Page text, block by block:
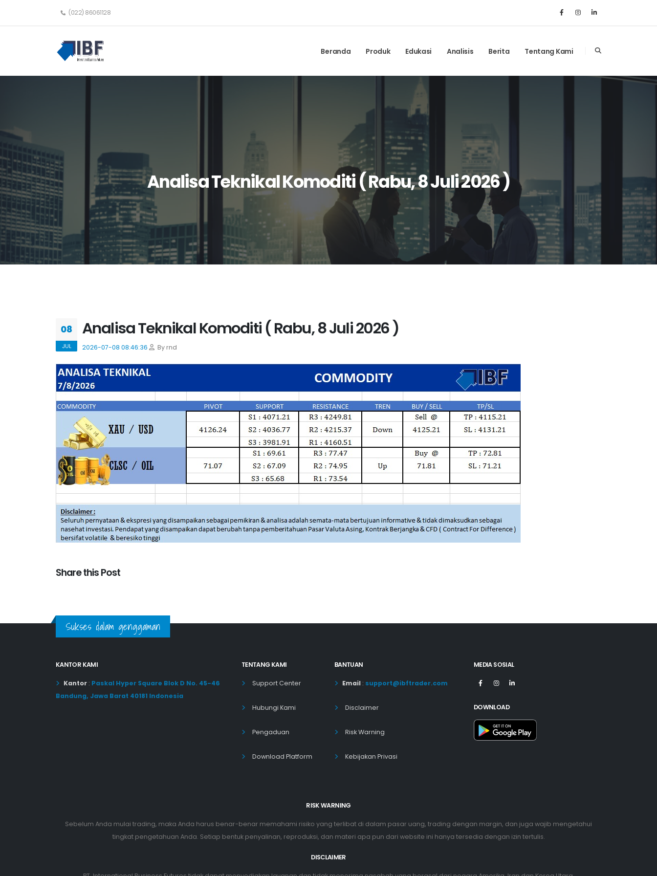
(022) 86061128
Beranda Produk Edukasi Analisis Berita Tentang Kami
Analisa Teknikal Komoditi ( Rabu, 8 Juli 2026 )
08
JUL
Analisa Teknikal Komoditi ( Rabu, 8 Juli 2026 )
2026-07-08 08:46:36 By rnd
Share this Post
Sukses dalam genggaman
KANTOR KAMI
Kantor : Paskal Hyper Square Blok D No. 45-46
Bandung, Jawa Barat 40181 Indonesia
TENTANG KAMI
Support Center
Hubungi Kami
Pengaduan
Download Platform
BANTUAN
Email : support@ibftrader.com
Disclaimer
Risk Warning
Kebijakan Privasi
MEDIA SOSIAL
DOWNLOAD
RISK WARNING
Sebelum Anda mulai trading, maka Anda harus benar-benar memahami risiko yang terlibat di dalam pasar uang, trading dengan margin, dan juga wajib mengetahui
tingkat pengetahuan Anda. Setiap bentuk penyalinan, reproduksi, dan materi apa pun dari website ini hanya tersedia dengan izin tertulis.
DISCLAIMER